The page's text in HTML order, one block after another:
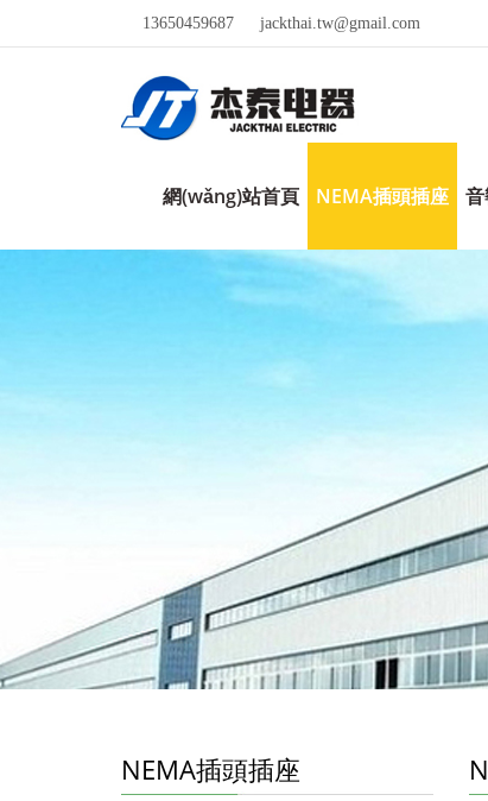
13650459687 jackthai.tw@gmail.com
網(wǎng)站首頁 NEMA插頭插座
NEMA插頭插座